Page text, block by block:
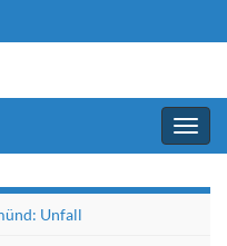
Unfall